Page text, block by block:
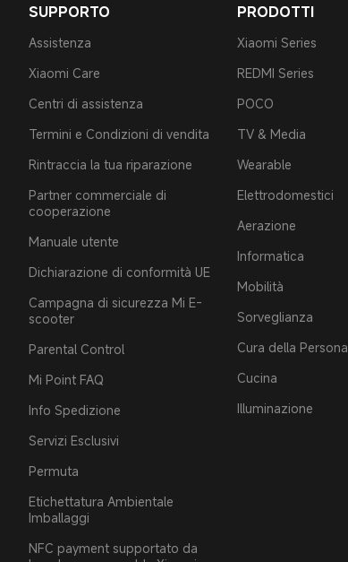
SUPPORTO
Assistenza
Xiaomi Care
Centri di assistenza
Termini e Condizioni di vendita
Rintraccia la tua riparazione
Partner commerciale di
cooperazione
Manuale utente
Dichiarazione di conformità UE
Campagna di sicurezza Mi E-
scooter
Parental Control
Mi Point FAQ
Info Spedizione
Servizi Esclusivi
Permuta
Etichettatura Ambientale
Imballaggi
NFC payment supportato da
PRODOTTI
Xiaomi Series
REDMI Series
POCO
TV & Media
Wearable
Elettrodomestici
Aerazione
Informatica
Mobilità
Sorveglianza
Cura della Persona
Cucina
Illuminazione